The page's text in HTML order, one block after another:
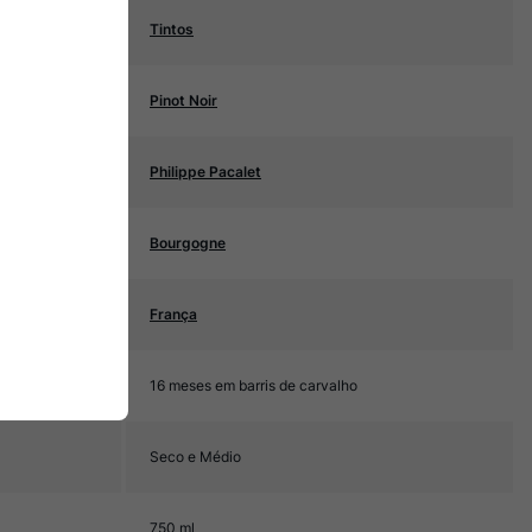
Tintos
Pinot Noir
Philippe Pacalet
Bourgogne
França
16 meses em barris de carvalho
Seco e Médio
750 ml